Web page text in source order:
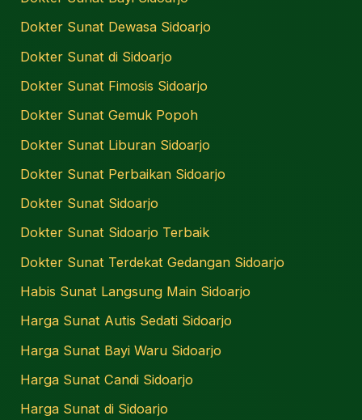
Dokter Sunat Dewasa Sidoarjo
Dokter Sunat di Sidoarjo
Dokter Sunat Fimosis Sidoarjo
Dokter Sunat Gemuk Popoh
Dokter Sunat Liburan Sidoarjo
Dokter Sunat Perbaikan Sidoarjo
Dokter Sunat Sidoarjo
Dokter Sunat Sidoarjo Terbaik
Dokter Sunat Terdekat Gedangan Sidoarjo
Habis Sunat Langsung Main Sidoarjo
Harga Sunat Autis Sedati Sidoarjo
Harga Sunat Bayi Waru Sidoarjo
Harga Sunat Candi Sidoarjo
Harga Sunat di Sidoarjo